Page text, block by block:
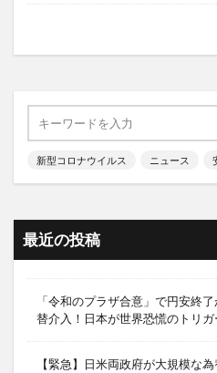
新型コロナウイルス ニュース
最近の投稿
「令和のプラザ合意」で円安終
替介入！日本が世界恐慌のトリ
【緊急】日米両政府が大規模な